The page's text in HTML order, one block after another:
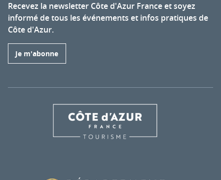
Recevez la newsletter Côte d'Azur France et soyez
informé de tous les événements et infos pratiques de
Côte d'Azur.
Je m'abonne